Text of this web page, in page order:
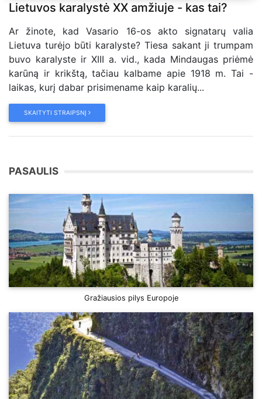
Lietuvos karalystė XX amžiuje - kas tai?
Ar žinote, kad Vasario 16-os akto signatarų valia
Lietuva turėjo būti karalyste? Tiesa sakant ji trumpam
buvo karalyste ir XIII a. vid., kada Mindaugas priėmė
karūną ir krikštą, tačiau kalbame apie 1918 m. Tai -
laikas, kurį dabar prisimename kaip karalių...
SKAITYTI STRAIPSNĮ
PASAULIS
Gražiausios pilys Europoje